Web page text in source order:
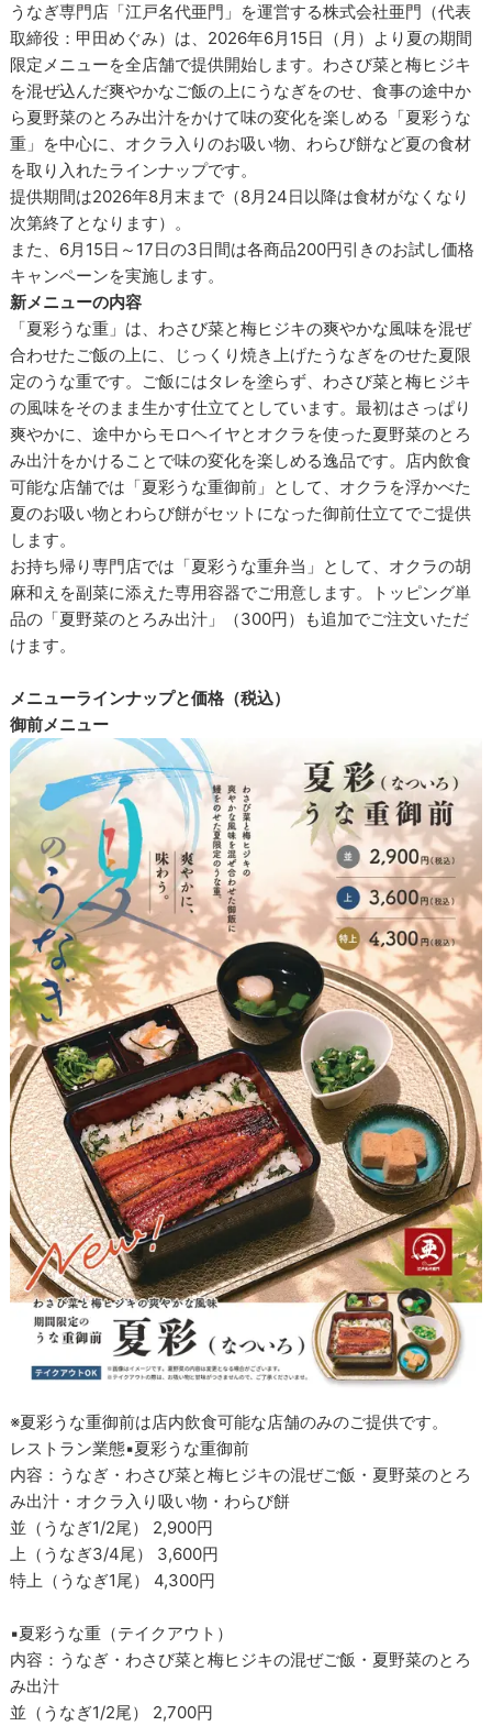
うなぎ専門店「江戸名代亜門」を運営する株式会社亜門（代表
取締役：甲田めぐみ）は、2026年6月15日（月）より夏の期間
限定メニューを全店舗で提供開始します。わさび菜と梅ヒジキ
を混ぜ込んだ爽やかなご飯の上にうなぎをのせ、食事の途中か
ら夏野菜のとろみ出汁をかけて味の変化を楽しめる「夏彩うな
重」を中心に、オクラ入りのお吸い物、わらび餅など夏の食材
を取り入れたラインナップです。
提供期間は2026年8月末まで（8月24日以降は食材がなくなり
次第終了となります）。
また、6月15日～17日の3日間は各商品200円引きのお試し価格
キャンペーンを実施します。
新メニューの内容
「夏彩うな重」は、わさび菜と梅ヒジキの爽やかな風味を混ぜ
合わせたご飯の上に、じっくり焼き上げたうなぎをのせた夏限
定のうな重です。ご飯にはタレを塗らず、わさび菜と梅ヒジキ
の風味をそのまま生かす仕立てとしています。最初はさっぱり
爽やかに、途中からモロヘイヤとオクラを使った夏野菜のとろ
み出汁をかけることで味の変化を楽しめる逸品です。店内飲食
可能な店舗では「夏彩うな重御前」として、オクラを浮かべた
夏のお吸い物とわらび餅がセットになった御前仕立てでご提供
します。
お持ち帰り専門店では「夏彩うな重弁当」として、オクラの胡
麻和えを副菜に添えた専用容器でご用意します。トッピング単
品の「夏野菜のとろみ出汁」（300円）も追加でご注文いただ
けます。
メニューラインナップと価格（税込）
御前メニュー
※夏彩うな重御前は店内飲食可能な店舗のみのご提供です。
レストラン業態▪️夏彩うな重御前
内容：うなぎ・わさび菜と梅ヒジキの混ぜご飯・夏野菜のとろ
み出汁・オクラ入り吸い物・わらび餅
並（うなぎ1/2尾） 2,900円
上（うなぎ3/4尾） 3,600円
特上（うなぎ1尾） 4,300円
▪️夏彩うな重（テイクアウト）
内容：うなぎ・わさび菜と梅ヒジキの混ぜご飯・夏野菜のとろ
み出汁
並（うなぎ1/2尾） 2,700円